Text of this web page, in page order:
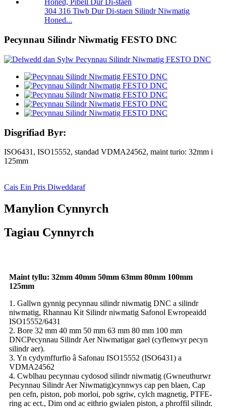
304 316 Tiwb Dur Di-staen Silindr Niwmatig
Honed...
Pecynnau Silindr Niwmatig FESTO DNC
Disgrifiad Byr:
ISO6431, ISO15552, standad VDMA24562, maint turio: 32mm i
125mm
Cais Ein Pris Diweddaraf
Manylion Cynnyrch
Tagiau Cynnyrch
Maint tyllu: 32mm 40mm 50mm 63mm 80mm 100mm
125mm
1. Gallwn gynnig pecynnau silindr niwmatig DNC a silindr
niwmatig, Rhannau Kit Silindr niwmatig Safonol Ewropeaidd
ISO15552/6431
2. Bore 32 mm 40 mm 50 mm 63 mm 80 mm 100 mm
DNCPecynnau Silindr Aer Niwmatigar gael (cyflenwyr pecyn
silindr aer).
3. Yn cydymffurfio â Safonau ISO15552 (ISO6431) a
VDMA24562
4. Cwblhau pecynnau cydosod silindr niwmatig (Gwneuthurwr
Pecynnau Silindr Aer Niwmatig)cynnwys cap pen blaen, Cap
pen cefn, piston, pob morloi, pob sgriw, cylch magnetig, PTFE-
ring ac ect., Dim ond ac eithrio gwialen piston, a phroffil silindr.